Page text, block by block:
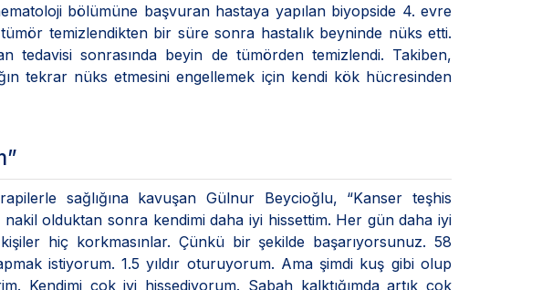
bölümüne başvuran hastaya yapılan biyopside 4. evre
temizlendikten bir süre sonra hastalık beyninde nüks etti.
tedavisi sonrasında beyin de tümörden temizlendi. Takiben,
tekrar nüks etmesini engellemek için kendi kök hücresinden
sağlığına kavuşan Gülnur Beycioğlu, “Kanser teşhis
olduktan sonra kendimi daha iyi hissettim. Her gün daha iyi
hiç korkmasınlar. Çünkü bir şekilde başarıyorsunuz. 58
istiyorum. 1.5 yıldır oturuyorum. Ama şimdi kuş gibi olup
Kendimi çok iyi hissediyorum. Sabah kalktığımda artık çok